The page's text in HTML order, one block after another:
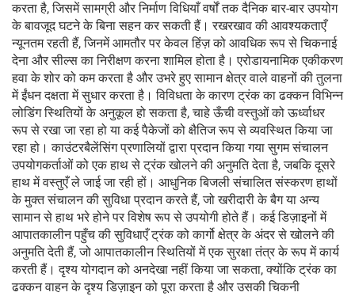
करता है, जिसमें सामग्री और निर्माण विधियाँ वर्षों तक दैनिक बार-बार उपयोग
के बावजूद घटने के बिना सहन कर सकती हैं। रखरखाव की आवश्यकताएँ
न्यूनतम रहती हैं, जिनमें आमतौर पर केवल हिंज़ को आवधिक रूप से चिकनाई
देना और सील्स का निरीक्षण करना शामिल होता है। एरोडायनामिक एकीकरण
हवा के शोर को कम करता है और उभरे हुए सामान क्षेत्र वाले वाहनों की तुलना
में ईंधन दक्षता में सुधार करता है। विविधता के कारण ट्रंक का ढक्कन विभिन्न
लोडिंग स्थितियों के अनुकूल हो सकता है, चाहे ऊँची वस्तुओं को ऊर्ध्वाधर
रूप से रखा जा रहा हो या कई पैकेजों को क्षैतिज रूप से व्यवस्थित किया जा
रहा हो। काउंटरबैलेंसिंग प्रणालियों द्वारा प्रदान किया गया सुगम संचालन
उपयोगकर्ताओं को एक हाथ से ट्रंक खोलने की अनुमति देता है, जबकि दूसरे
हाथ में वस्तुएँ ले जाई जा रही हों। आधुनिक बिजली संचालित संस्करण हाथों
के मुक्त संचालन की सुविधा प्रदान करते हैं, जो खरीदारी के बैग या अन्य
सामान से हाथ भरे होने पर विशेष रूप से उपयोगी होते हैं। कई डिज़ाइनों में
आपातकालीन पहुँच की सुविधाएँ ट्रंक को कार्गो क्षेत्र के अंदर से खोलने की
अनुमति देती हैं, जो आपातकालीन स्थितियों में एक सुरक्षा तंत्र के रूप में कार्य
करती हैं। दृश्य योगदान को अनदेखा नहीं किया जा सकता, क्योंकि ट्रंक का
ढक्कन वाहन के दृश्य डिज़ाइन को पूरा करता है और उसकी चिकनी